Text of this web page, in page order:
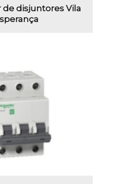
disjuntores Vila